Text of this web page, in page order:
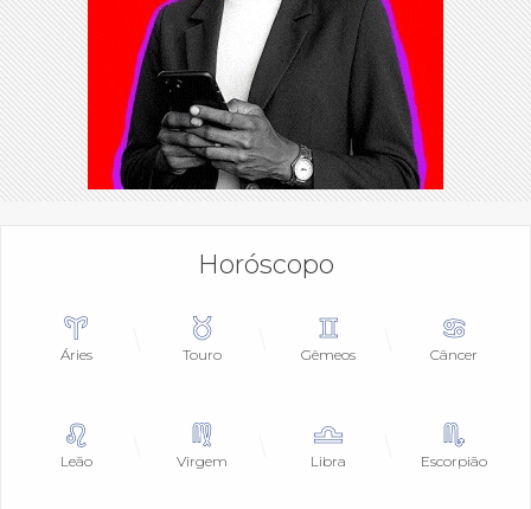
Horóscopo
Áries Touro Gêmeos Câncer
Leão Virgem Libra Escorpião